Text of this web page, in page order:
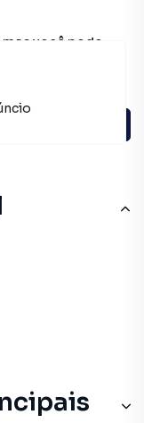
você pode
seu contato para